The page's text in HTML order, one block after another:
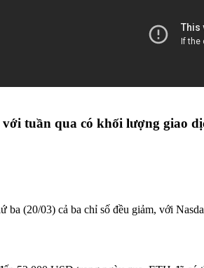
tuần qua có khối lượng giao
(20/03) cả ba chỉ số đều giảm, với